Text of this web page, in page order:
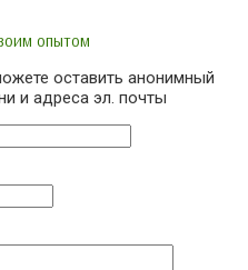
опытом
оставить анонимный
и адреса эл. почты